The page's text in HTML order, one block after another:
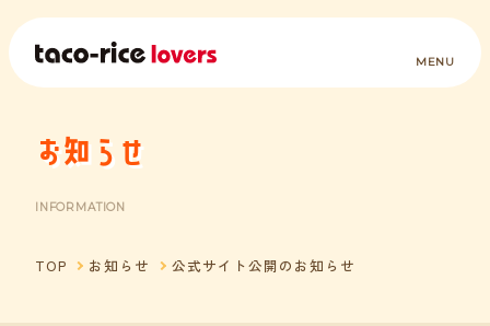
お知らせ
INFORMATION
TOP お知らせ 公式サイト公開のお知らせ